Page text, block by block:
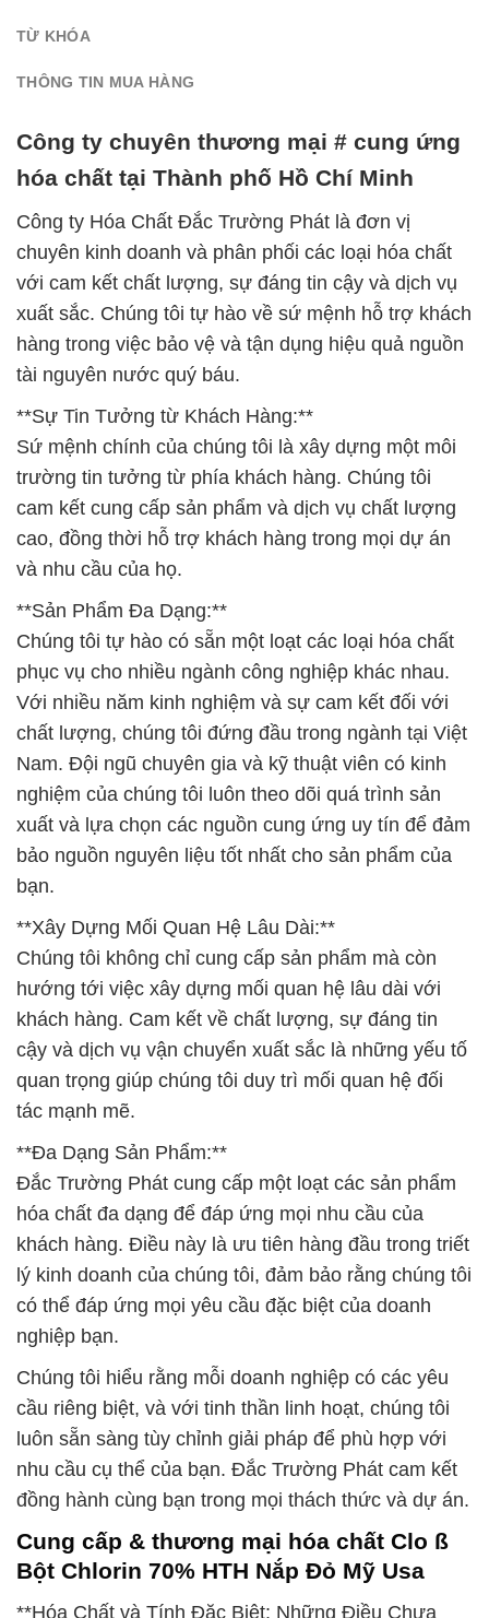
TỪ KHÓA
THÔNG TIN MUA HÀNG
Công ty chuyên thương mại # cung ứng
hóa chất tại Thành phố Hồ Chí Minh
Công ty Hóa Chất Đắc Trường Phát là đơn vị
chuyên kinh doanh và phân phối các loại hóa chất
với cam kết chất lượng, sự đáng tin cậy và dịch vụ
xuất sắc. Chúng tôi tự hào về sứ mệnh hỗ trợ khách
hàng trong việc bảo vệ và tận dụng hiệu quả nguồn
tài nguyên nước quý báu.
**Sự Tin Tưởng từ Khách Hàng:**
Sứ mệnh chính của chúng tôi là xây dựng một môi
trường tin tưởng từ phía khách hàng. Chúng tôi
cam kết cung cấp sản phẩm và dịch vụ chất lượng
cao, đồng thời hỗ trợ khách hàng trong mọi dự án
và nhu cầu của họ.
**Sản Phẩm Đa Dạng:**
Chúng tôi tự hào có sẵn một loạt các loại hóa chất
phục vụ cho nhiều ngành công nghiệp khác nhau.
Với nhiều năm kinh nghiệm và sự cam kết đối với
chất lượng, chúng tôi đứng đầu trong ngành tại Việt
Nam. Đội ngũ chuyên gia và kỹ thuật viên có kinh
nghiệm của chúng tôi luôn theo dõi quá trình sản
xuất và lựa chọn các nguồn cung ứng uy tín để đảm
bảo nguồn nguyên liệu tốt nhất cho sản phẩm của
bạn.
**Xây Dựng Mối Quan Hệ Lâu Dài:**
Chúng tôi không chỉ cung cấp sản phẩm mà còn
hướng tới việc xây dựng mối quan hệ lâu dài với
khách hàng. Cam kết về chất lượng, sự đáng tin
cậy và dịch vụ vận chuyển xuất sắc là những yếu tố
quan trọng giúp chúng tôi duy trì mối quan hệ đối
tác mạnh mẽ.
**Đa Dạng Sản Phẩm:**
Đắc Trường Phát cung cấp một loạt các sản phẩm
hóa chất đa dạng để đáp ứng mọi nhu cầu của
khách hàng. Điều này là ưu tiên hàng đầu trong triết
lý kinh doanh của chúng tôi, đảm bảo rằng chúng tôi
có thể đáp ứng mọi yêu cầu đặc biệt của doanh
nghiệp bạn.
Chúng tôi hiểu rằng mỗi doanh nghiệp có các yêu
cầu riêng biệt, và với tinh thần linh hoạt, chúng tôi
luôn sẵn sàng tùy chỉnh giải pháp để phù hợp với
nhu cầu cụ thể của bạn. Đắc Trường Phát cam kết
đồng hành cùng bạn trong mọi thách thức và dự án.
Cung cấp & thương mại hóa chất Clo ß
Bột Chlorin 70% HTH Nắp Đỏ Mỹ Usa
**Hóa Chất và Tính Đặc Biệt: Những Điều Chưa